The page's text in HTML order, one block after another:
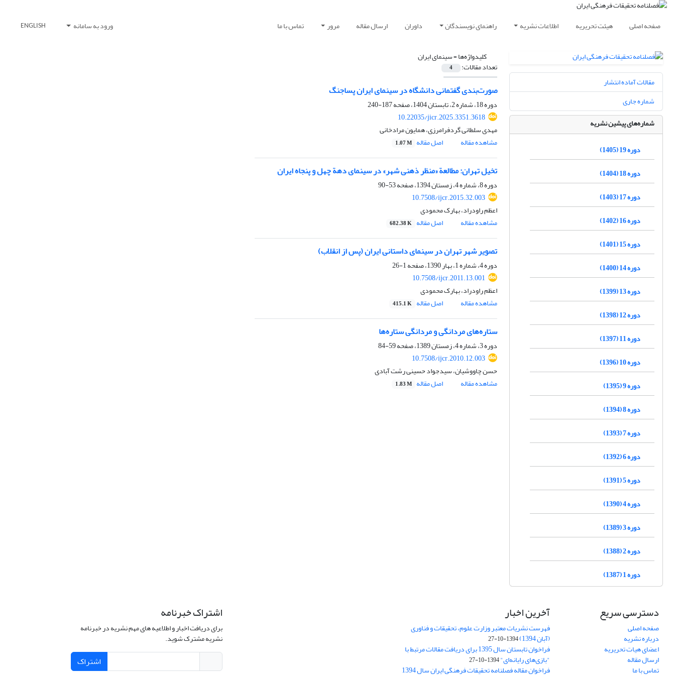
صفحه اصلی هیئت تحریریه اطلاعات نشریه راهنمای نویسندگان داوران ارسال مقاله مرور تماس با ما ورود به سامانه ENGLISH
کلیدواژه‌ها =سینمای ایران
تعداد مقالات: 4
صورت‌بندی گفتمانی دانشگاه در سینمای ایران پساجنگ
دوره 18، شماره 2، تابستان 1404، صفحه
187-240
10.22035/jicr.2025.3351.3618
مهدی سلطانی گردفرامرزی، همایون مرادخانی
مشاهده مقاله
اصل مقاله 1.07 M
تخیل تهران: مطالعة «منظر ذهنی شهر» در سینمای دهة چهل و پنجاه ایران
دوره 8، شماره 4، زمستان 1394، صفحه
53-90
10.7508/ijcr.2015.32.003
اعظم راودراد، بهارک محمودی
مشاهده مقاله
اصل مقاله 682.38 K
تصویر شهر تهران در سینمای داستانی ایران (پس از انقلاب)
دوره 4، شماره 1، بهار 1390، صفحه
1-26
10.7508/ijcr.2011.13.001
اعظم راودراد، بهارک محمودی
مشاهده مقاله
اصل مقاله 415.1 K
ستاره‌های مردانگی و مردانگی ستاره‌ها
دوره 3، شماره 4، زمستان 1389، صفحه
59-84
10.7508/ijcr.2010.12.003
حسن چاووشیان، سیدجواد حسینی رشت آبادی
مشاهده مقاله
اصل مقاله 1.83 M
مقالات آماده انتشار
شماره جاری
شماره‌های پیشین نشریه
دوره 19 (1405)
دوره 18 (1404)
دوره 17 (1403)
دوره 16 (1402)
دوره 15 (1401)
دوره 14 (1400)
دوره 13 (1399)
دوره 12 (1398)
دوره 11 (1397)
دوره 10 (1396)
دوره 9 (1395)
دوره 8 (1394)
دوره 7 (1393)
دوره 6 (1392)
دوره 5 (1391)
دوره 4 (1390)
دوره 3 (1389)
دوره 2 (1388)
دوره 1 (1387)
دسترسی سریع
صفحه اصلی
درباره نشریه
اعضای هیات تحریریه
ارسال مقاله
تماس با ما
آخرین اخبار
فهرست نشریات معتبر وزارت علوم، تحقیقات و فناوری
(آبان 1394) 1394-10-27
فراخوان تابستان سال 1395 برای دریافت مقالات مرتبط با
"بازی‌های رایانه‌ای"1394-10-27
فراخوان مقاله فصلنامه تحقیقات فرهنگی ایران سال 1394
اشتراک خبرنامه
برای دریافت اخبار و اطلاعیه های مهم نشریه در خبرنامه
نشریه مشترک شوید.
اشتراک